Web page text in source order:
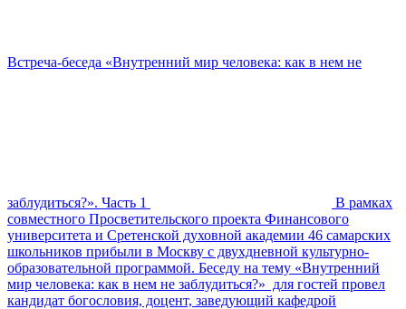
Встреча-беседа «Внутренний мир человека: как в нем не
заблудиться?». Часть 1
В рамках
совместного Просветительского проекта Финансового
университета и Сретенской духовной академии 46 самарских
школьников прибыли в Москву с двухдневной культурно-
образовательной программой. Беседу на тему «Внутренний
мир человека: как в нем не заблудиться?» для гостей провел
кандидат богословия, доцент, заведующий кафедрой